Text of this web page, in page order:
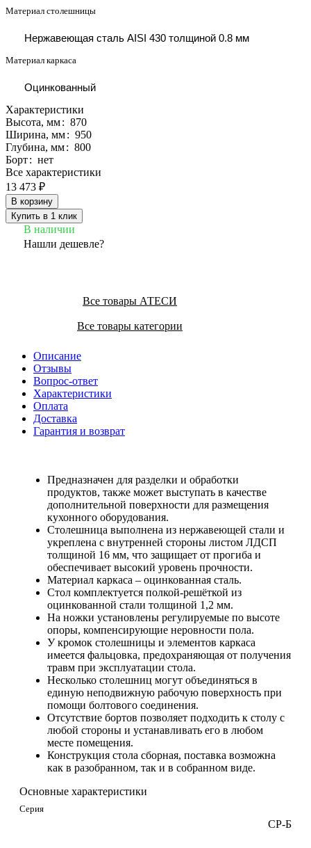
Материал столешницы
Нержавеющая сталь AISI 430 толщиной 0.8 мм
Материал каркаса
Оцинкованный
Характеристики
Высота, мм: 870
Ширина, мм: 950
Глубина, мм: 800
Борт: нет
Все характеристики
13 473 ₽
В корзину
Купить в 1 клик
В наличии
Нашли дешевле?
Все товары АТЕСИ
Все товары категории
Описание
Отзывы
Вопрос-ответ
Характеристики
Оплата
Доставка
Гарантия и возврат
Предназначен для разделки и обработки
продуктов, также может выступать в качестве
дополнительной поверхности для размещения
кухонного оборудования.
Столешница выполнена из нержавеющей стали и
укреплена с внутренней стороны листом ЛДСП
толщиной 16 мм, что защищает от прогиба и
обеспечивает высокий уровень прочности.
Материал каркаса – оцинкованная сталь.
Стол комплектуется полкой-решёткой из
оцинкованной стали толщиной 1,2 мм.
На ножки установлены регулируемые по высоте
опоры, компенсирующие неровности пола.
У кромок столешницы и элементов каркаса
имеется фальцовка, предохраняющая от получения
травм при эксплуатации стола.
Несколько столешниц могут объединяться в
единую неподвижную рабочую поверхность при
помощи болтового соединения.
Отсутствие бортов позволяет подходить к столу с
любой стороны и устанавливать его в любом
месте помещения.
Конструкция стола сборная, поставка возможна
как в разобранном, так и в собранном виде.
Основные характеристики
Серия
СР-Б